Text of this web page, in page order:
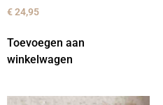
€24,95
Toevoegen aan
winkelwagen